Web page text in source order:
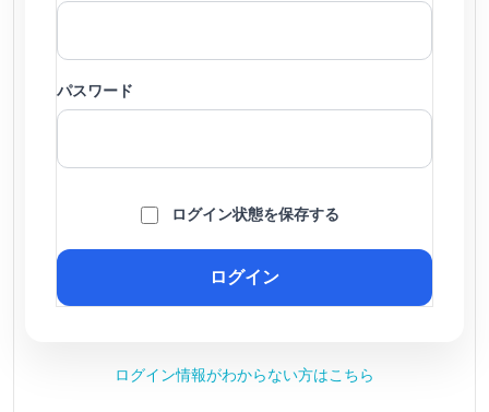
パスワード
ログイン状態を保存する
ログイン情報がわからない方はこちら